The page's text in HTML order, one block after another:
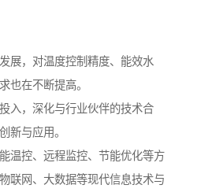
展，对温度控制精度、能效水
也在不断提高。
入，深化与行业伙伴的技术合
新与应用。
温控、远程监控、节能优化等方
联网、大数据等现代信息技术与